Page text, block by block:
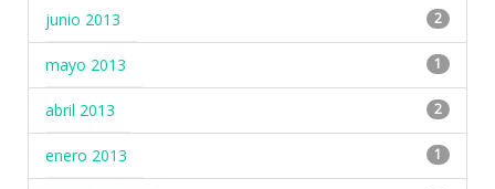
junio 2013 2
mayo 2013 1
abril 2013 2
enero 2013 1